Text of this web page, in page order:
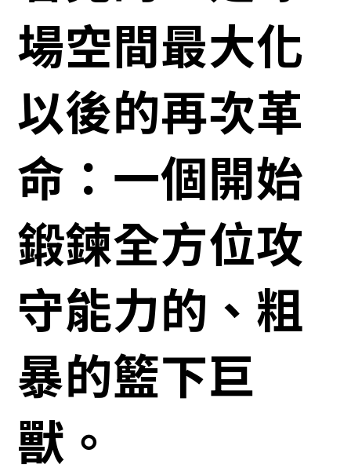
場空間最大化
以後的再次革
命：一個開始
鍛鍊全方位攻
守能力的、粗
暴的籃下巨
獸。